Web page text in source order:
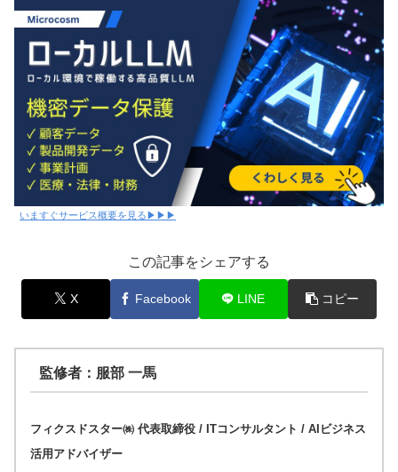
いますぐサービス概要を見る▶▶▶
この記事をシェアする
X Facebook LINE コピー
監修者：服部 一馬
フィクスドスター㈱ 代表取締役 / ITコンサルタント / AIビジネス
活用アドバイザー